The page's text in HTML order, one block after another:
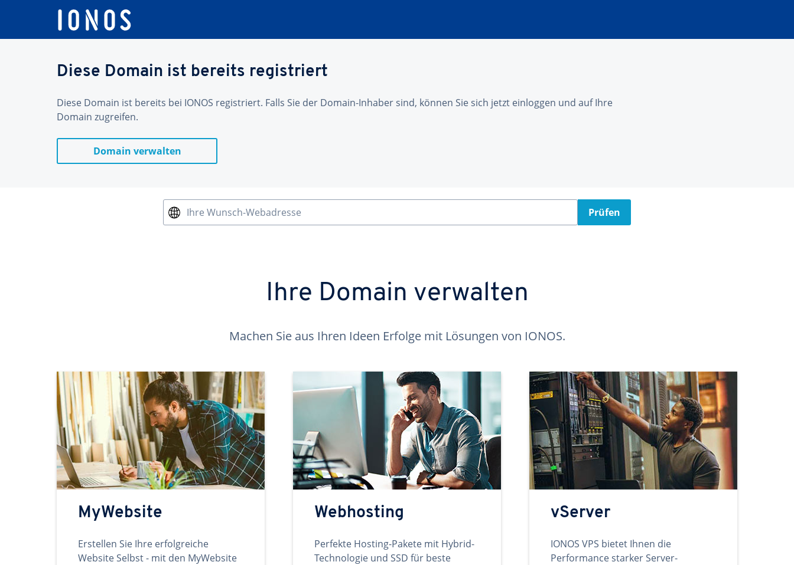
Diese Domain ist bereits registriert
Diese Domain ist bereits bei IONOS registriert. Falls Sie der Domain-Inhaber sind, können Sie sich jetzt einloggen und auf Ihre
Domain zugreifen.
Domain verwalten
Ihre Wunsch-Webadresse Prüfen
Ihre Domain verwalten
Machen Sie aus Ihren Ideen Erfolge mit Lösungen von IONOS.
MyWebsite
Erstellen Sie Ihre erfolgreiche
Website Selbst - mit den MyWebsite
Webhosting
Perfekte Hosting-Pakete mit Hybrid-
Technologie und SSD für beste
vServer
IONOS VPS bietet Ihnen die
Performance starker Server-